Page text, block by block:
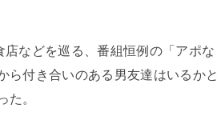
などを巡る、番組恒例の「アポな
ら付き合いのある男友達はいるかと
。